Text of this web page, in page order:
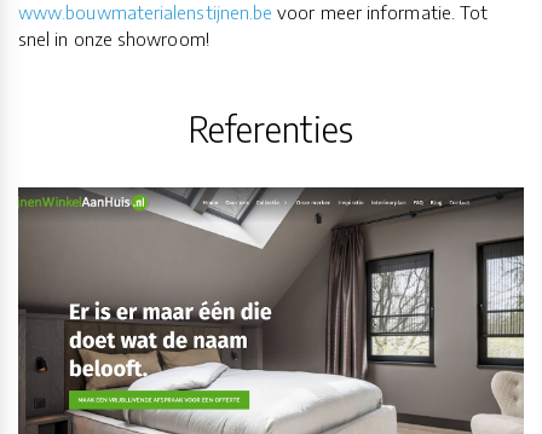
www.bouwmaterialenstijnen.be voor meer informatie. Tot
snel in onze showroom!
Referenties